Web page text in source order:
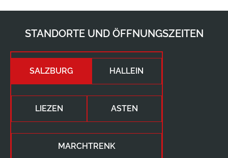
STANDORTE UND ÖFFNUNGSZEITEN
SALZBURG HALLEIN
LIEZEN ASTEN
MARCHTRENK